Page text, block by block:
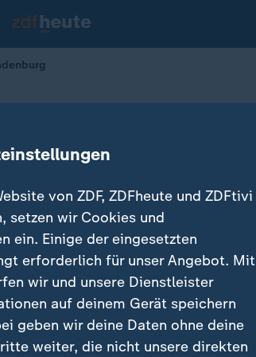
von ZDF, ZDFheute und ZDFtivi
setzen wir Cookies und
ein. Einige der eingesetzten
erforderlich für unser Angebot. Mit
wir und unsere Dienstleister
auf deinem Gerät speichern
geben wir deine Daten ohne deine
weiter, die nicht unsere direkten